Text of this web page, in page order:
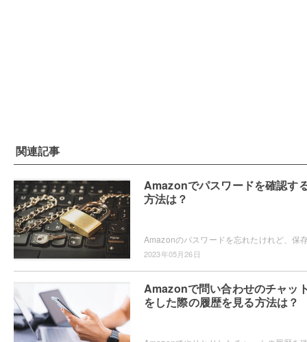
関連記事
Amazonでパスワードを確認す
方法は？
2023年05月26日
Amazonで問い合わせのチャッ
をした際の履歴を見る方法は？